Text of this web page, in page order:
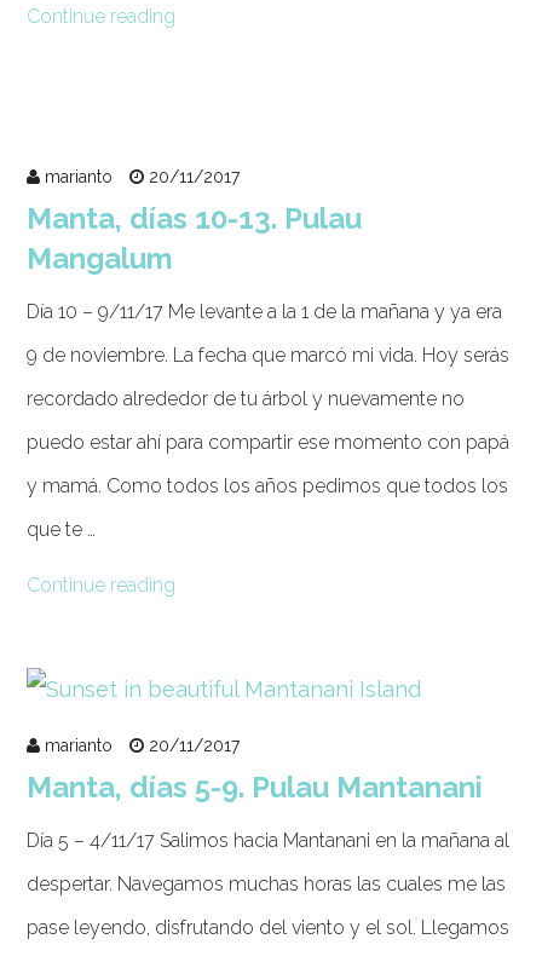
Continue reading
marianto 20/11/2017
Manta, días 10-13. Pulau
Mangalum
Día 10 – 9/11/17 Me levante a la 1 de la mañana y ya era
9 de noviembre. La fecha que marcó mi vida. Hoy serás
recordado alrededor de tu árbol y nuevamente no
puedo estar ahí para compartir ese momento con papá
y mamá. Como todos los años pedimos que todos los
que te …
Continue reading
marianto 20/11/2017
Manta, días 5-9. Pulau Mantanani
Día 5 – 4/11/17 Salimos hacia Mantanani en la mañana al
despertar. Navegamos muchas horas las cuales me las
pase leyendo, disfrutando del viento y el sol. Llegamos